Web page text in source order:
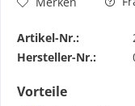
Artikel-Nr.:
Hersteller-Nr.:
Vorteile